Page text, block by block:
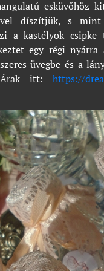
esküvőhöz
díszítjük, s
a kastélyok
egy régi
üvegbe és a
Árak itt: https://